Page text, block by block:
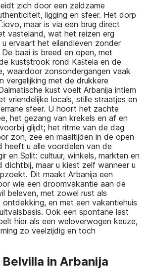
zich door een zeldzame
ligging en sfeer. Het dorp
maar is via een brug direct
vasteland, wat het reizen erg
ervaart het eilandleven zonder
baai is breed en open, met
kuststrook rond Kaštela en de
waardoor zonsondergangen vaak
vergelijking met de drukkere
kust voelt Arbanija intiem
vriendelijke locals, stille straatjes en
sfeer. U hoort het zachte
het gezang van krekels en af en
glijdt; het ritme van de dag
zon, zee en maaltijden in de open
heeft u alle voordelen van de
en Split: cultuur, winkels, markten en
dichtbij, maar u kiest zelf wanneer u
Dit maakt Arbanija een
wie een droomvakantie aan de
beleven, met zowel rust als
en met een vakantiehuis
Ook een spontane last
hier als een weloverwogen keuze,
zo veelzijdig en toch
in Arbanija